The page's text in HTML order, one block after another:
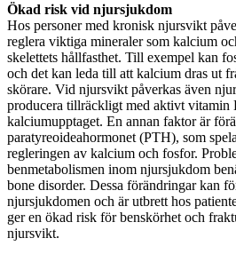
Ökad risk vid njursjukdom
Hos personer med kronisk njursvikt
reglera viktiga mineraler som kalcium
skelettets hållfasthet. Till exempel kan
och det kan leda till att kalcium dras ut
skörare. Vid njursvikt påverkas även
producera tillräckligt med aktivt
kalciumupptaget. En annan faktor är
paratyreoideahormonet (PTH), som
regleringen av kalcium och fosfor.
benmetabolismen inom njursjukdom
bone disorder. Dessa förändringar kan
njursjukdomen och är utbrett hos
ger en ökad risk för benskörhet och
njursvikt.